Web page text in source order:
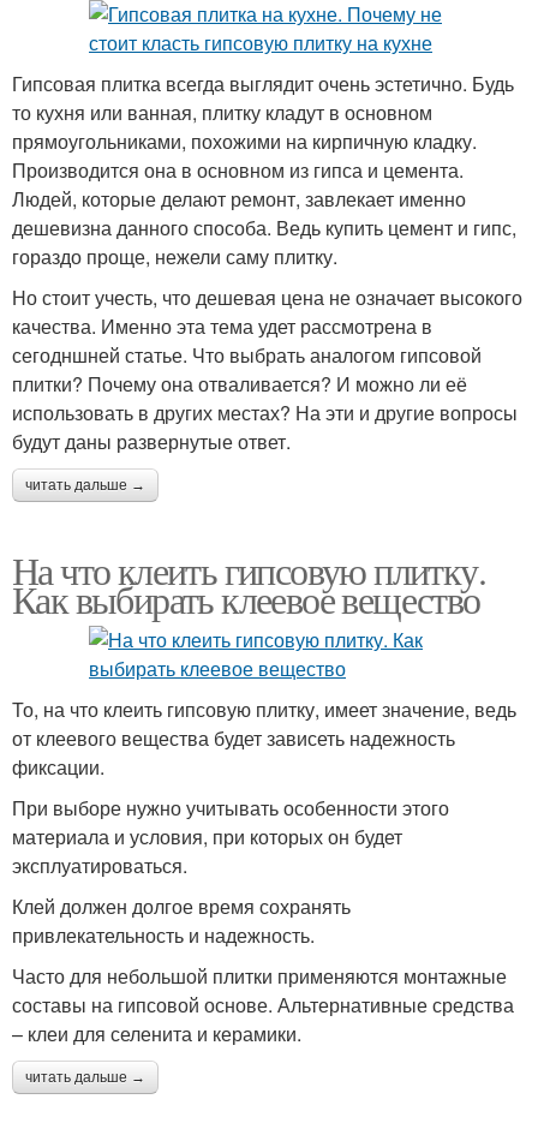
Гипсовая плитка всегда выглядит очень эстетично. Будь
то кухня или ванная, плитку кладут в основном
прямоугольниками, похожими на кирпичную кладку.
Производится она в основном из гипса и цемента.
Людей, которые делают ремонт, завлекает именно
дешевизна данного способа. Ведь купить цемент и гипс,
гораздо проще, нежели саму плитку.
Но стоит учесть, что дешевая цена не означает высокого
качества. Именно эта тема удет рассмотрена в
сегодншней статье. Что выбрать аналогом гипсовой
плитки? Почему она отваливается? И можно ли её
использовать в других местах? На эти и другие вопросы
будут даны развернутые ответ.
читать дальше →
На что клеить гипсовую плитку.
Как выбирать клеевое вещество
То, на что клеить гипсовую плитку, имеет значение, ведь
от клеевого вещества будет зависеть надежность
фиксации.
При выборе нужно учитывать особенности этого
материала и условия, при которых он будет
эксплуатироваться.
Клей должен долгое время сохранять
привлекательность и надежность.
Часто для небольшой плитки применяются монтажные
составы на гипсовой основе. Альтернативные средства
– клеи для селенита и керамики.
читать дальше →